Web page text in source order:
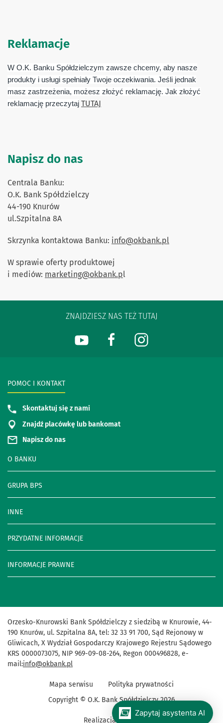
Reklamacje
W O.K. Banku Spółdzielczym zawsze chcemy, aby nasze
produkty i usługi spełniały Twoje oczekiwania. Jeśli jednak
masz zastrzeżenia, możesz złożyć reklamację. Jak złożyć
reklamację przeczytaj TUTAJ
Napisz do nas
Centrala Banku:
O.K. Bank Spółdzielczy
44-190 Knurów
ul.Szpitalna 8A
Skrzynka kontaktowa Banku: info@okbank.pl
W sprawie oferty produktowej
i mediów: marketing@okbank.pl
ZNAJDZIESZ NAS TEŻ TUTAJ
O BANKU
GRUPA BPS
INNE
POMOC I KONTAKT
Skontaktuj się z nami
Znajdź placówkę lub bankomat
Napisz do nas
PRZYDATNE INFORMACJE
INFORMACJE PRAWNE
Orzesko-Knurowski Bank Spółdzielczy z siedzibą w Knurowie, 44-
190 Knurów, ul. Szpitalna 8A, tel: 32 33 91 700, Sąd Rejonowy w
Gliwicach, X Wydział Gospodarczy Krajowego Rejestru Sądowego
KRS 0000073075, NIP 969-09-08-264, Regon 000496828, e-
mail:info@okbank.pl
Realizacja:VerdIT
Mapa serwisu
Polityka prywatności
Copyright © O.K. Bank Spółdzielczy2026
Zapytaj asystenta AI